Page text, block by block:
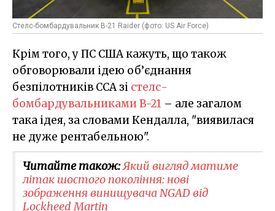
Стелс-бомбардувальник B-21 Raider (фото: US Air Force)
Крім того, у ПС США кажуть, що також
обговорювали ідею об’єднання
безпілотників CCA зі стелс-
бомбардувальниками B-21 – але загалом
така ідея, за словами Кендалла, "виявилася
не дуже рентабельною".
Читайте також:Який вигляд матиме
літак шостого покоління: нові
зображення винищувача NGAD від
Lockheed Martin